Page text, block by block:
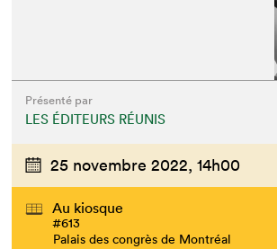
Présenté par
LES ÉDITEURS RÉUNIS
25 novembre 2022, 14h00
Au kiosque
#613
Palais des congrès de Montréal